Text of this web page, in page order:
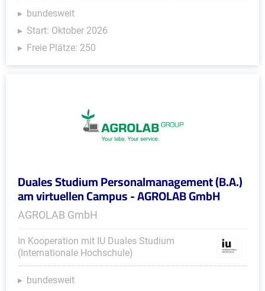
bundesweit
Start: Oktober 2026
Freie Plätze: 250
Duales Studium Personalmanagement (B.A.)
am virtuellen Campus - AGROLAB GmbH
AGROLAB GmbH
In Kooperation mit IU Duales Studium
(Internationale Hochschule)
bundesweit